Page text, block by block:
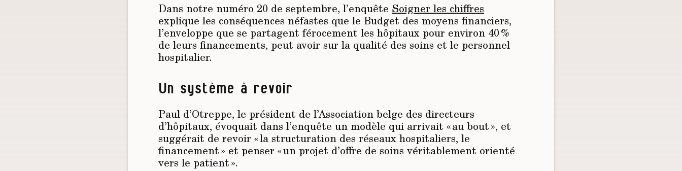
Dans notre numéro 20 de septembre, l’enquête Soigner les chiffres
explique les conséquences néfastes que le Budget des moyens financiers,
l’enveloppe que se partagent férocement les hôpitaux pour environ 40 %
de leurs financements, peut avoir sur la qualité des soins et le personnel
hospitalier.
Un système à revoir
Paul d’Otreppe, le président de l’Association belge des directeurs
d’hôpitaux, évoquait dans l’enquête un modèle qui arrivait « au bout », et
suggérait de revoir « la structuration des réseaux hospitaliers, le
financement » et penser « un projet d’offre de soins véritablement orienté
vers le patient ».